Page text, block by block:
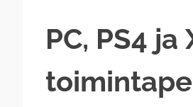
PC, PS4